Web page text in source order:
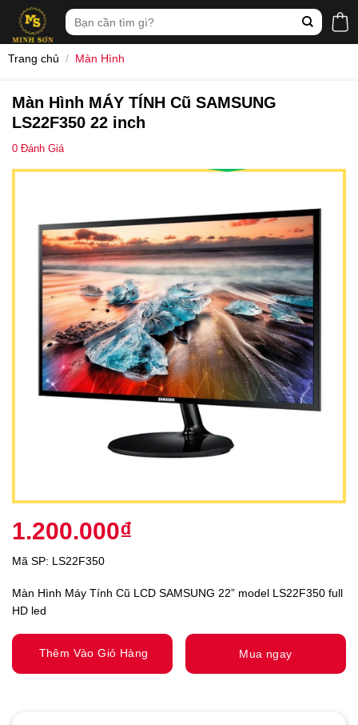
content
Tìm
kiếm:
Trang chủ / Màn Hình
Màn Hình MÁY TÍNH Cũ SAMSUNG
LS22F350 22 inch
0 Đánh Giá
1.200.000₫
Mã SP: LS22F350
Màn Hình Máy Tính Cũ LCD SAMSUNG 22” model LS22F350 full
HD led
Thêm Vào Giỏ Hàng Mua ngay